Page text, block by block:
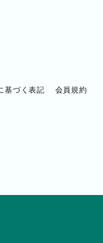
基づく表記 会員規約